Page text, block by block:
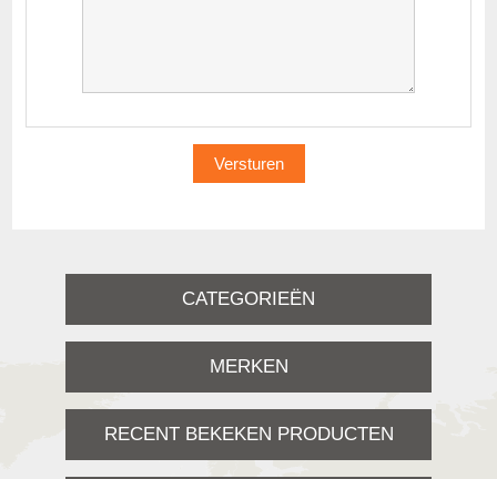
CATEGORIEËN
MERKEN
RECENT BEKEKEN PRODUCTEN